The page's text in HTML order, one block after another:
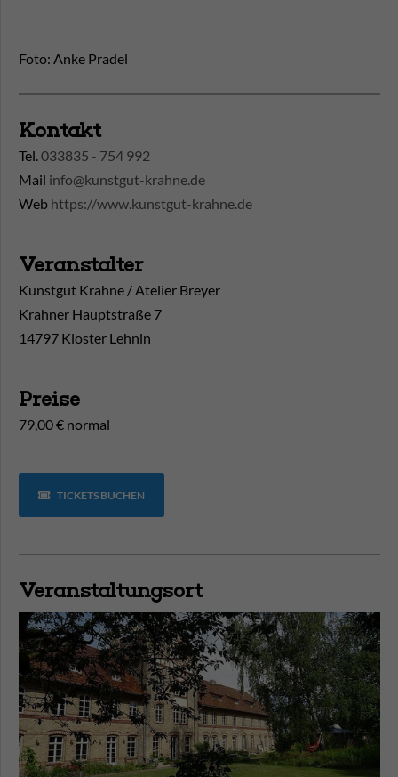
Foto: Anke Pradel
Kontakt
Tel.033835 - 754 992
Mail info@kunstgut-krahne.de
Web https://www.kunstgut-krahne.de
Veranstalter
Kunstgut Krahne / Atelier Breyer
Krahner Hauptstraße 7
14797 Kloster Lehnin
Preise
79,00 € normal
TICKETS BUCHEN
Veranstaltungsort